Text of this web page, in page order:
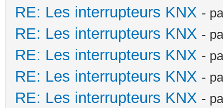
RE: Les interrupteurs KNX -
RE: Les interrupteurs KNX -
RE: Les interrupteurs KNX -
RE: Les interrupteurs KNX -
RE: Les interrupteurs KNX -